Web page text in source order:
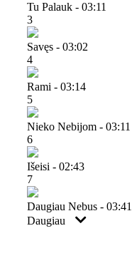
Tu Palauk - 03:11
3
Savęs - 03:02
4
Rami - 03:14
5
Nieko Nebijom - 03:11
6
Išeisi - 02:43
7
Daugiau Nebus - 03:41
Daugiau